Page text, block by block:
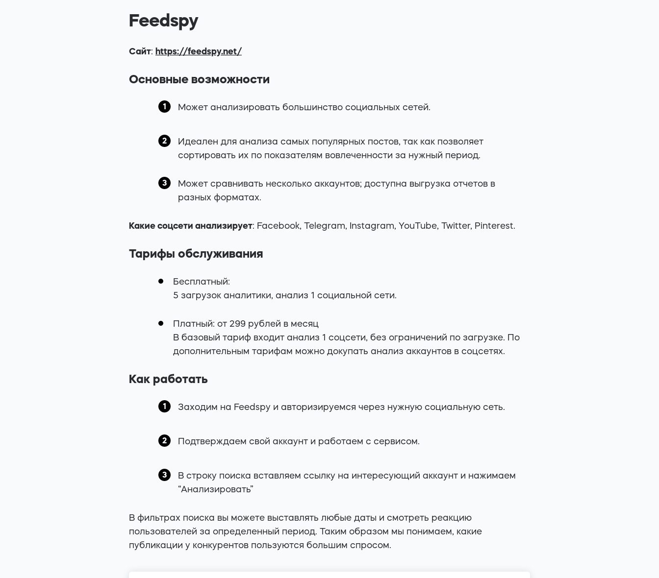
Feedspy
Сайт: https://feedspy.net/
Основные возможности
Может анализировать большинство социальных сетей.
Идеален для анализа самых популярных постов, так как позволяет
сортировать их по показателям вовлеченности за нужный период.
Может сравнивать несколько аккаунтов; доступна выгрузка отчетов в
разных форматах.
Какие соцсети анализирует: Facebook, Telegram, Instagram, YouTube, Twitter, Pinterest.
Тарифы обслуживания
Бесплатный:
5 загрузок аналитики, анализ 1 социальной сети.
Платный: от 299 рублей в месяц
В базовый тариф входит анализ 1 соцсети, без ограничений по загрузке. По
дополнительным тарифам можно докупать анализ аккаунтов в соцсетях.
Как работать
Заходим на Feedspy и авторизируемся через нужную социальную сеть.
Подтверждаем свой аккаунт и работаем с сервисом.
В строку поиска вставляем ссылку на интересующий аккаунт и нажимаем
“Анализировать”
В фильтрах поиска вы можете выставлять любые даты и смотреть реакцию
пользователей за определенный период. Таким образом мы понимаем, какие
публикации у конкурентов пользуются большим спросом.